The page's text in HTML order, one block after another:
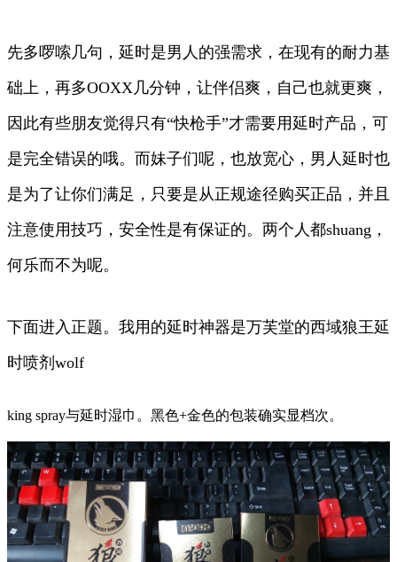
先多啰嗦几句，延时是男人的强需求，在现有的耐力基
础上，再多OOXX几分钟，让伴侣爽，自己也就更爽，
因此有些朋友觉得只有“快枪手”才需要用延时产品，可
是完全错误的哦。而妹子们呢，也放宽心，男人延时也
是为了让你们满足，只要是从正规途径购买正品，并且
注意使用技巧，安全性是有保证的。两个人都shuang，
何乐而不为呢。
下面进入正题。我用的延时神器是万芙堂的西域狼王延
时喷剂wolf
king spray与延时湿巾。黑色+金色的包装确实显档次。